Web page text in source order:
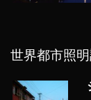
世界都市照